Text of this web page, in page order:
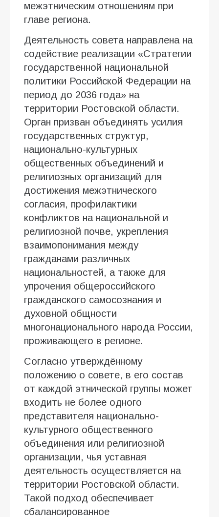
межэтническим отношениям при
главе региона.
Деятельность совета направлена на
содействие реализации «Стратегии
государственной национальной
политики Российской Федерации на
период до 2036 года» на
территории Ростовской области.
Орган призван объединять усилия
государственных структур,
национально-культурных
общественных объединений и
религиозных организаций для
достижения межэтнического
согласия, профилактики
конфликтов на национальной и
религиозной почве, укрепления
взаимопонимания между
гражданами различных
национальностей, а также для
упрочения общероссийского
гражданского самосознания и
духовной общности
многонационального народа России,
проживающего в регионе.
Согласно утверждённому
положению о совете, в его состав
от каждой этнической группы может
входить не более одного
представителя национально-
культурного общественного
объединения или религиозной
организации, чья уставная
деятельность осуществляется на
территории Ростовской области.
Такой подход обеспечивает
сбалансированное